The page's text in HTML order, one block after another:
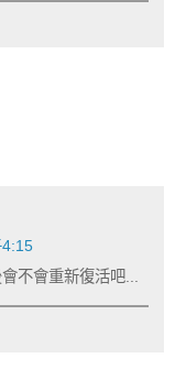
不會重新復活吧...